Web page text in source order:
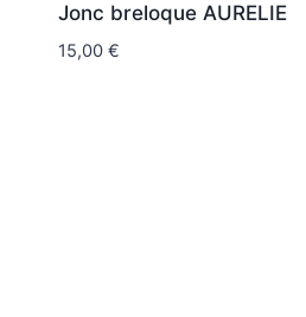
Jonc breloque AURELIE
15,00 €